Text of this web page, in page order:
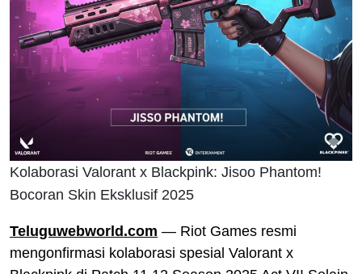
Kolaborasi Valorant x Blackpink: Jisoo Phantom!
Bocoran Skin Eksklusif 2025
Teluguwebworld.com — Riot Games resmi
mengonfirmasi kolaborasi spesial Valorant x